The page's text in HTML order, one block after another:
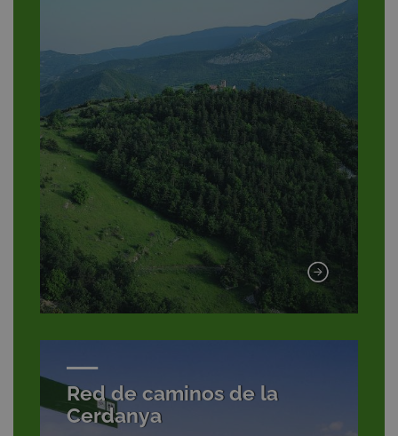
Red de caminos de la
Cerdanya